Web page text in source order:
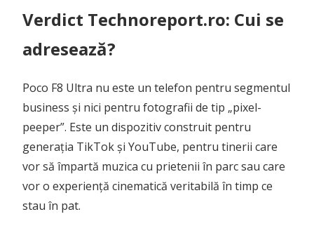
Verdict Technoreport.ro: Cui se
adresează?
Poco F8 Ultra nu este un telefon pentru segmentul
business și nici pentru fotografii de tip „pixel-
peeper”. Este un dispozitiv construit pentru
generația TikTok și YouTube, pentru tinerii care
vor să împartă muzica cu prietenii în parc sau care
vor o experiență cinematică veritabilă în timp ce
stau în pat.